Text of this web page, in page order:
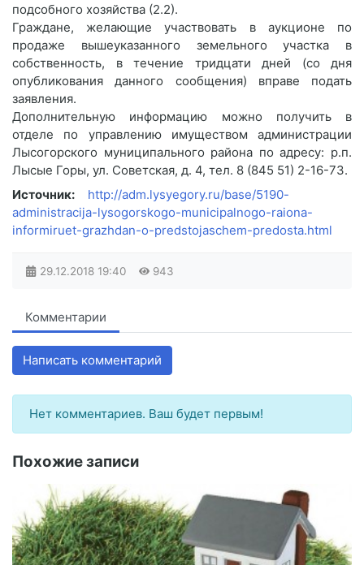
подсобного хозяйства (2.2).
Граждане, желающие участвовать в аукционе по
продаже вышеуказанного земельного участка в
собственность, в течение тридцати дней (со дня
опубликования данного сообщения) вправе подать
заявления.
Дополнительную информацию можно получить в
отделе по управлению имуществом администрации
Лысогорского муниципального района по адресу: р.п.
Лысые Горы, ул. Советская, д. 4, тел. 8 (845 51) 2-16-73.
Источник:
http://adm.lysyegory.ru/base/5190-
administracija-lysogorskogo-municipalnogo-raiona-
informiruet-grazhdan-o-predstojaschem-predosta.html
29.12.2018 19:40 943
Комментарии
Написать комментарий
Нет комментариев. Ваш будет первым!
Похожие записи